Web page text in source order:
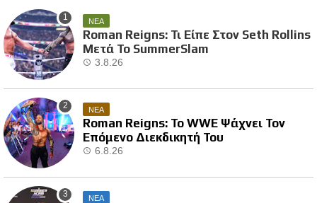
ΝΕΑ
Roman Reigns: Τι Είπε Στον Seth Rollins
Μετά Το SummerSlam
3.8.26
ΝΕΑ
Roman Reigns: Το WWE Ψάχνει Τον
Επόμενο Διεκδικητή Του
6.8.26
ΝΕΑ